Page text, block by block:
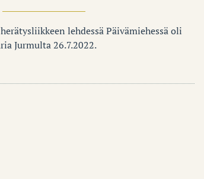
lehdessä Päivämiehessä oli
Jurmulta 26.7.2022.